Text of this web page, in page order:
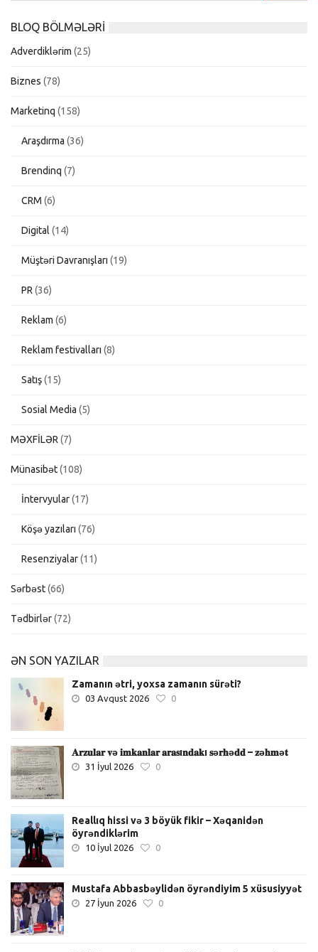
BLOQ BÖLMƏLƏRI
Adverdiklərim (25)
Biznes (78)
Marketinq (158)
Araşdırma (36)
Brendinq (7)
CRM (6)
Digital (14)
Müştəri Davranışları (19)
PR (36)
Reklam (6)
Reklam festivalları (8)
Satış(15)
Sosial Media (5)
MƏXFİLƏR (7)
Münasibət(108)
İntervyular(17)
Köşə yazıları (76)
Resenziyalar(11)
Sərbəst(66)
Tədbirlər(72)
ƏN SON YAZILAR
Zamanın ətri, yoxsa zamanın sürəti?
03 Avqust 2026 0
𝐀𝐫𝐳𝐮𝐥𝐚𝐫 𝐯ə 𝐢𝐦𝐤𝐚𝐧𝐥𝐚𝐫 𝐚𝐫𝐚𝐬ı𝐧𝐝𝐚𝐤ı 𝐬ə𝐫𝐡ə𝐝𝐝 – 𝐳ə𝐡𝐦ə𝐭
31 İyul 2026 0
Reallıq hissi və 3 böyük fikir – Xəqanidən
öyrəndiklərim
10 İyul 2026 0
Mustafa Abbasbəylidən öyrəndiyim 5 xüsusiyyət
27 İyun 2026 0